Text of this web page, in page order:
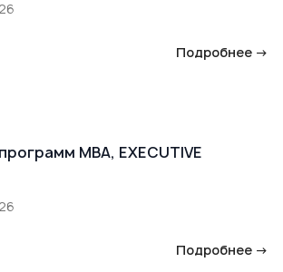
Подробнее →
MBA, EXECUTIVE
Подробнее →